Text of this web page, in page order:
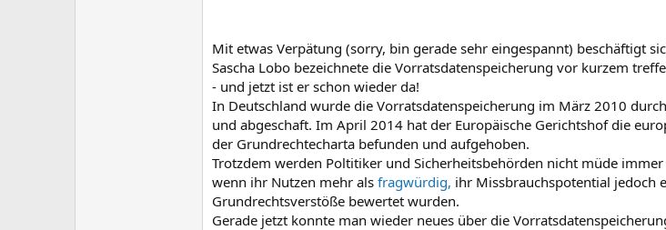
Mit etwas Verpätung (sorry, bin gerade sehr eingespannt) beschäftigt
Sascha Lobo bezeichnete die Vorratsdatenspeicherung vor kurzem
- und jetzt ist er schon wieder da!
In Deutschland wurde die Vorratsdatenspeicherung im März 2010
und abgeschaft. Im April 2014 hat der Europäische Gerichtshof die
der Grundrechtecharta befunden und aufgehoben.
Trotzdem werden Poltitiker und Sicherheitsbehörden nicht müde
wenn ihr Nutzen mehr als fragwürdig, ihr Missbrauchspotential jedoch
Grundrechtsverstöße bewertet wurden.
Gerade jetzt konnte man wieder neues über die